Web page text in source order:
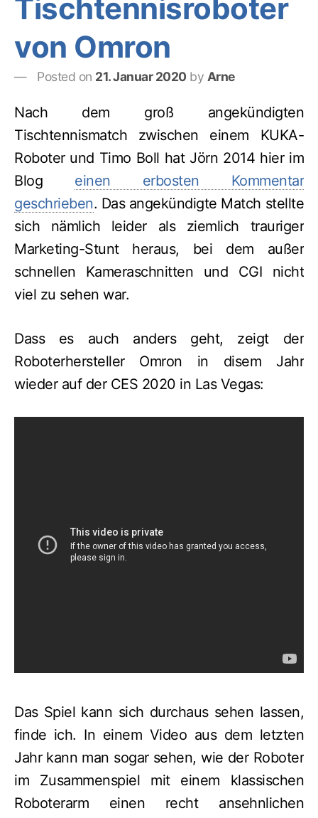
Tischtennisroboter
von Omron
Posted on 21. Januar 2020 by Arne
Nach dem groß angekündigten
Tischtennismatch zwischen einem KUKA-
Roboter und Timo Boll hat Jörn 2014 hier im
Blog einen erbosten Kommentar
geschrieben. Das angekündigte Match stellte
sich nämlich leider als ziemlich trauriger
Marketing-Stunt heraus, bei dem außer
schnellen Kameraschnitten und CGI nicht
viel zu sehen war.
Dass es auch anders geht, zeigt der
Roboterhersteller Omron in disem Jahr
wieder auf der CES 2020 in Las Vegas:
Das Spiel kann sich durchaus sehen lassen,
finde ich. In einem Video aus dem letzten
Jahr kann man sogar sehen, wie der Roboter
im Zusammenspiel mit einem klassischen
Roboterarm einen recht ansehnlichen